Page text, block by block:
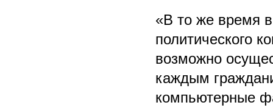
«В то же время
политического
возможно
каждым
компьютерные